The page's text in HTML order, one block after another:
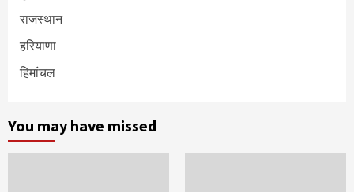
राजस्थान
हरियाणा
हिमांचल
You may have missed